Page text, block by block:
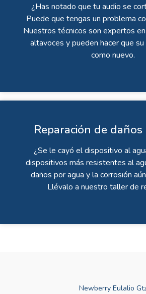
¿Has notado que tu audio se
Puede que tengas un problema
Nuestros técnicos son expertos
altavoces y pueden hacer que su
como nuevo.
Reparación de
¿Se le cayó el dispositivo al
dispositivos más resistentes al
daños por agua y la corrosión
Llévalo a nuestro taller de
Newberry Eulalio